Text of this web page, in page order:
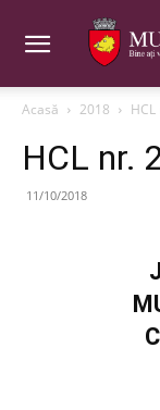
Acasă 2018
HCL nr.
11/10/2018